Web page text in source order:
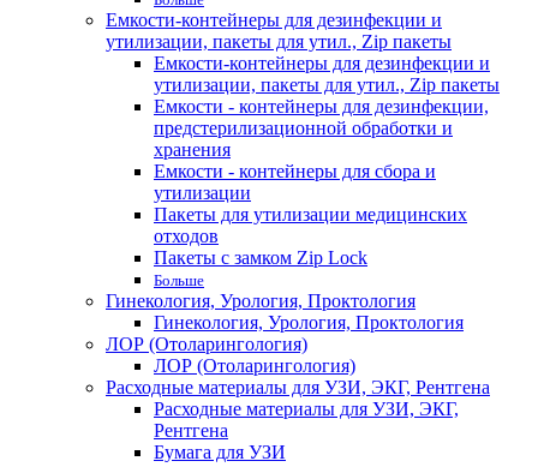
Емкости-контейнеры для дезинфекции и
утилизации, пакеты для утил., Zip пакеты
Емкости-контейнеры для дезинфекции и
утилизации, пакеты для утил., Zip пакеты
Емкости - контейнеры для дезинфекции,
предстерилизационной обработки и
хранения
Емкости - контейнеры для сбора и
утилизации
Пакеты для утилизации медицинских
отходов
Пакеты с замком Zip Lock
Больше
Гинекология, Урология, Проктология
Гинекология, Урология, Проктология
ЛОР (Отоларингология)
ЛОР (Отоларингология)
Расходные материалы для УЗИ, ЭКГ, Рентгена
Расходные материалы для УЗИ, ЭКГ,
Рентгена
Бумага для УЗИ